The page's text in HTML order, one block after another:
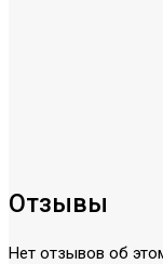
Отзывы
Нет отзывов об